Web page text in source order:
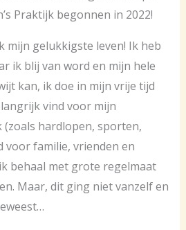
Praktijk begonnen in 2022!
mijn gelukkigste leven! Ik heb
ik blij van word en mijn hele
kan, ik doe in mijn vrije tijd
vind voor mijn
(zoals hardlopen, sporten,
voor familie, vrienden en
behaal met grote regelmaat
Maar, dit ging niet vanzelf en